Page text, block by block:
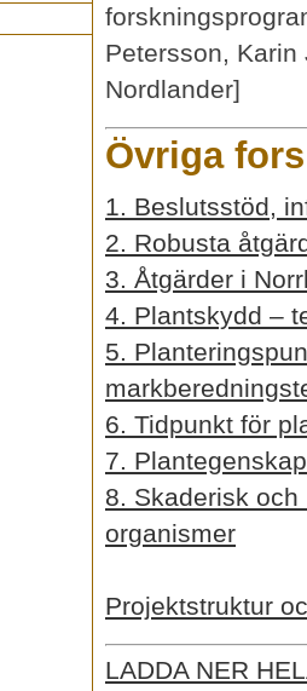
Petersson,
Nordlander]
Övriga
1. Beslutsstöd,
2. Robusta
3. Åtgärder i
4. Plantskydd –
5.
6. Tidpunkt för
7.
8. Skaderisk
organismer
Projektstruktur
LADDA NER